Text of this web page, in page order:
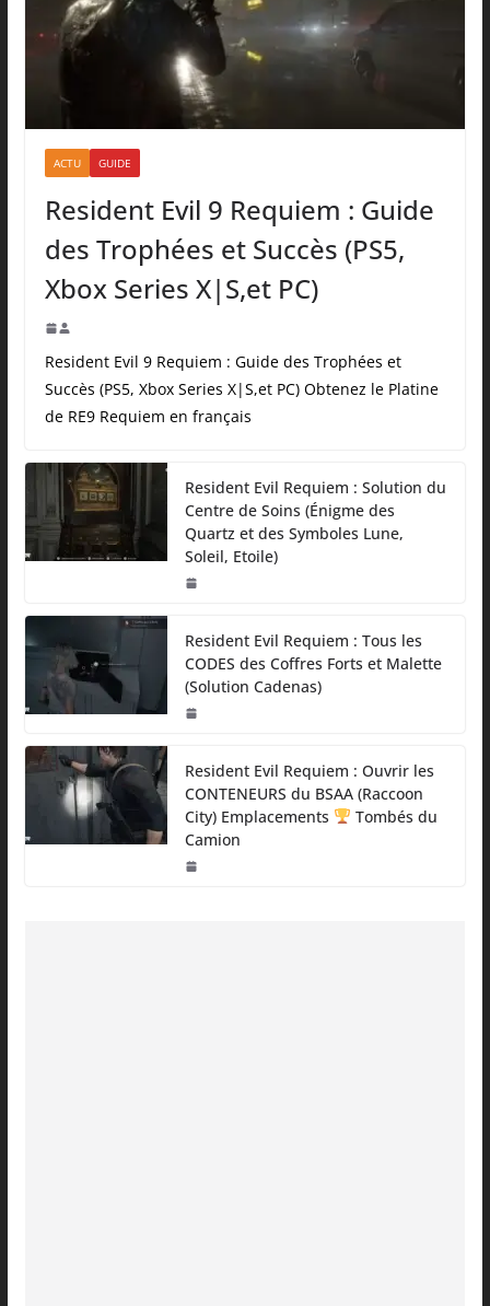
ACTU GUIDE
Resident Evil 9 Requiem : Guide
des Trophées et Succès (PS5,
Xbox Series X|S,et PC)
Resident Evil 9 Requiem : Guide des Trophées et
Succès (PS5, Xbox Series X|S,et PC) Obtenez le Platine
de RE9 Requiem en français
Resident Evil Requiem : Solution du
Centre de Soins (Énigme des
Quartz et des Symboles Lune,
Soleil, Etoile)
Resident Evil Requiem : Tous les
CODES des Coffres Forts et Malette
(Solution Cadenas)
Resident Evil Requiem : Ouvrir les
CONTENEURS du BSAA (Raccoon
City) Emplacements
Tombés du
Camion